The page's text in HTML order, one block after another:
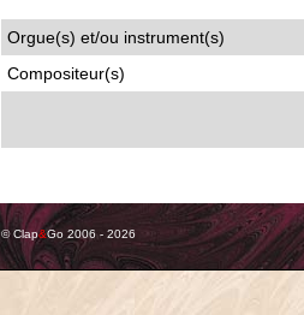
Orgue(s) et/ou instrument(s)
Compositeur(s)
© Clap&Go 2006 - 2026